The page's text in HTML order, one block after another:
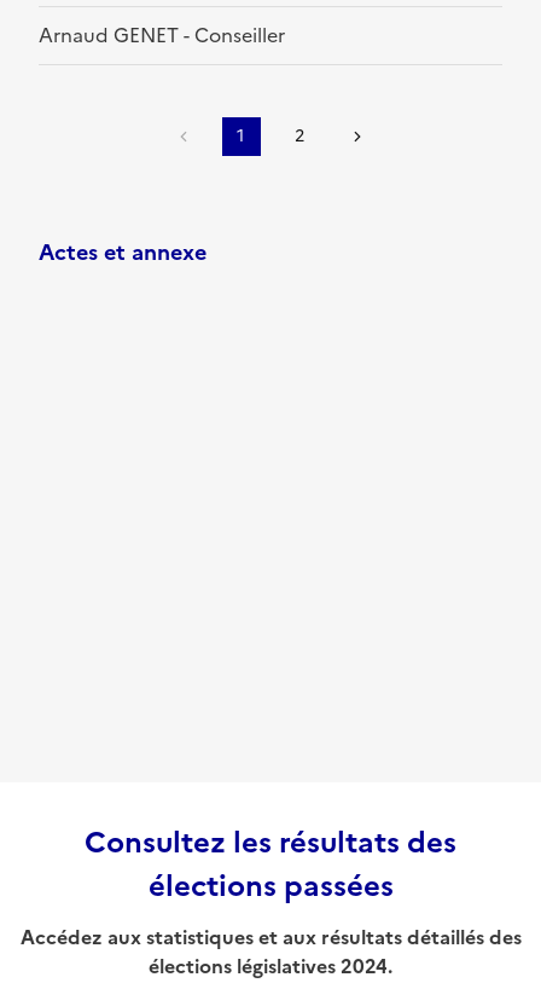
Arnaud GENET - Conseiller
1 2
Actes et annexe
Consultez les résultats des
élections passées
Accédez aux statistiques et aux résultats détaillés des
élections législatives 2024.